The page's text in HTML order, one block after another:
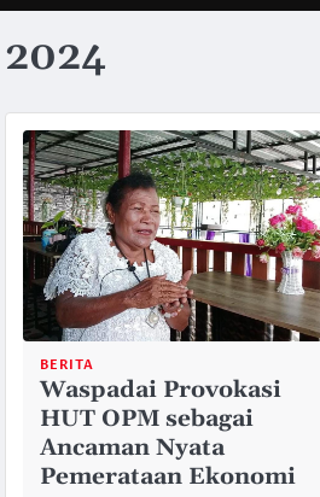
BERITA
Waspadai Provokasi
HUT OPM sebagai
Ancaman Nyata
Pemerataan Ekonomi